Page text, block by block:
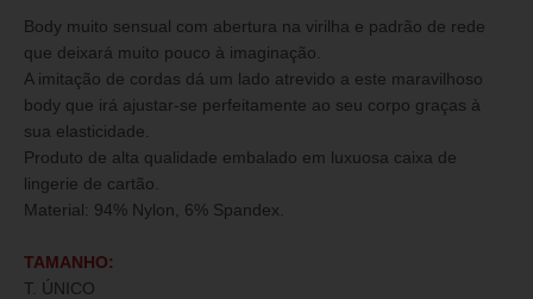
Body muito sensual com abertura na virilha e padrão de rede
que deixará muito pouco à imaginação.
A imitação de cordas dá um lado atrevido a este maravilhoso
body que irá ajustar-se perfeitamente ao seu corpo graças à
sua elasticidade.
Produto de alta qualidade embalado em luxuosa caixa de
lingerie de cartão.
Material: 94% Nylon, 6% Spandex.
TAMANHO:
T. ÚNICO